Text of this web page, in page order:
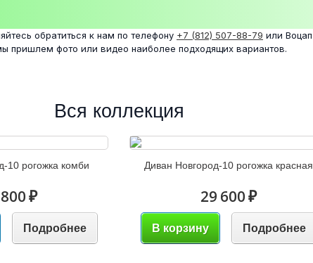
обратиться к нам по телефону +7 (812) 507-88-79 или Воцап
пришлем фото или видео наиболее подходящих вариантов.
Вся коллекция
10 рогожка комби
₽
Подробнее
Диван Новгород-10 рогожка красная
29 600 ₽
В корзину Подробнее